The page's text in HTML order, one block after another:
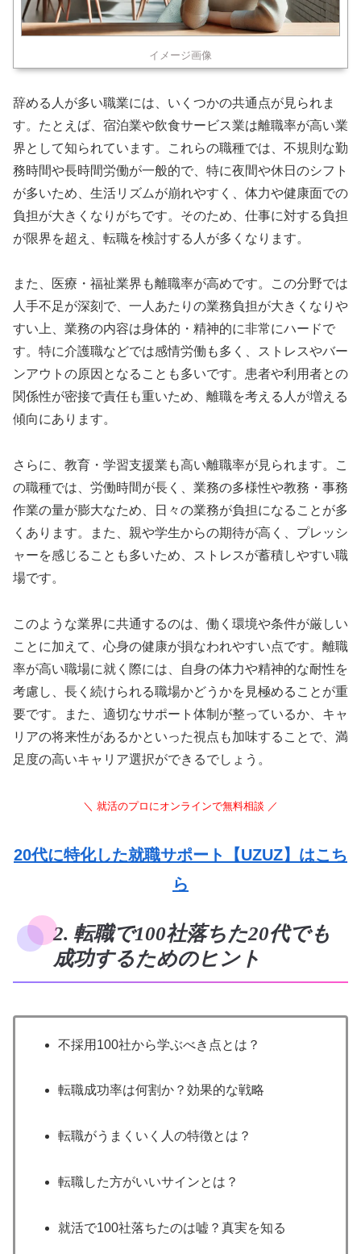
イメージ画像
辞める人が多い職業には、いくつかの共通点が見られま
す。たとえば、宿泊業や飲食サービス業は離職率が高い業
界として知られています。これらの職種では、不規則な勤
務時間や長時間労働が一般的で、特に夜間や休日のシフト
が多いため、生活リズムが崩れやすく、体力や健康面での
負担が大きくなりがちです。そのため、仕事に対する負担
が限界を超え、転職を検討する人が多くなります。
また、医療・福祉業界も離職率が高めです。この分野では
人手不足が深刻で、一人あたりの業務負担が大きくなりや
すい上、業務の内容は身体的・精神的に非常にハードで
す。特に介護職などでは感情労働も多く、ストレスやバー
ンアウトの原因となることも多いです。患者や利用者との
関係性が密接で責任も重いため、離職を考える人が増える
傾向にあります。
さらに、教育・学習支援業も高い離職率が見られます。こ
の職種では、労働時間が長く、業務の多様性や教務・事務
作業の量が膨大なため、日々の業務が負担になることが多
くあります。また、親や学生からの期待が高く、プレッシ
ャーを感じることも多いため、ストレスが蓄積しやすい職
場です。
このような業界に共通するのは、働く環境や条件が厳しい
ことに加えて、心身の健康が損なわれやすい点です。離職
率が高い職場に就く際には、自身の体力や精神的な耐性を
考慮し、長く続けられる職場かどうかを見極めることが重
要です。また、適切なサポート体制が整っているか、キャ
リアの将来性があるかといった視点も加味することで、満
足度の高いキャリア選択ができるでしょう。
＼ 就活のプロにオンラインで無料相談 ／
20代に特化した就職サポート【UZUZ】はこち
ら
2. 転職で100社落ちた20代でも
成功するためのヒント
不採用100社から学ぶべき点とは？
転職成功率は何割か？効果的な戦略
転職がうまくいく人の特徴とは？
転職した方がいいサインとは？
就活で100社落ちたのは嘘？真実を知る